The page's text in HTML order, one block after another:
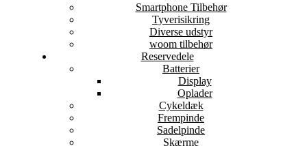
Smartphone Tilbehør
Tyverisikring
Diverse udstyr
woom tilbehør
Reservedele
Batterier
Display
Oplader
Cykeldæk
Frempinde
Sadelpinde
Skærme